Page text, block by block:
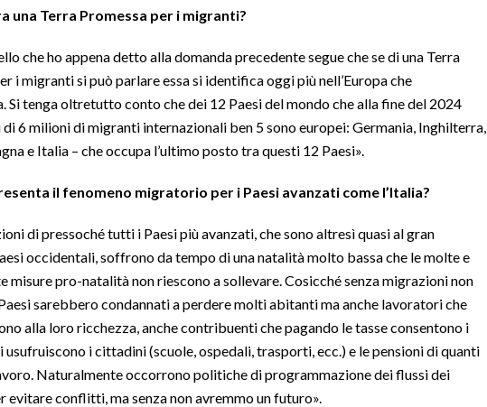
una Terra Promessa per i migranti?
che ho appena detto alla domanda precedente segue che se di una Terra
i migranti si può parlare essa si identifica oggi più nell’Europa che
Si tenga oltretutto conto che dei 12 Paesi del mondo che alla fine del 2024
di 6 milioni di migranti internazionali ben 5 sono europei: Germania, Inghilterra,
e Italia – che occupa l’ultimo posto tra questi 12 Paesi».
il fenomeno migratorio per i Paesi avanzati come l’Italia?
di pressoché tutti i Paesi più avanzati, che sono altresì quasi al gran
occidentali, soffrono da tempo di una natalità molto bassa che le molte e
misure pro-natalità non riescono a sollevare. Cosicché senza migrazioni non
sarebbero condannati a perdere molti abitanti ma anche lavoratori che
alla loro ricchezza, anche contribuenti che pagando le tasse consentono i
usufruiscono i cittadini (scuole, ospedali, trasporti, ecc.) e le pensioni di quanti
Naturalmente occorrono politiche di programmazione dei flussi dei
evitare conflitti, ma senza non avremmo un futuro».